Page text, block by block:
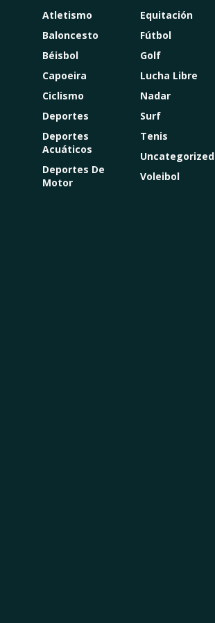
Atletismo
Baloncesto
Béisbol
Capoeira
Ciclismo
Deportes
Deportes
Acuáticos
Deportes De
Motor
Equitación
Fútbol
Golf
Lucha Libre
Nadar
Surf
Tenis
Uncategorized
Voleibol